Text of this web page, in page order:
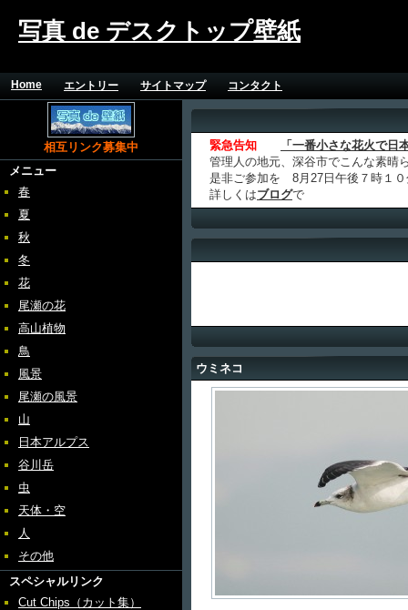
写真 de デスクトップ壁紙
Home エントリー サイトマップ コンタクト
相互リンク募集中
メニュー
春
夏
秋
冬
花
尾瀬の花
高山植物
鳥
風景
尾瀬の風景
山
日本アルプス
谷川岳
虫
天体・空
人
その他
スペシャルリンク
Cut Chips（カット集）
緊急告知
「一番小さな花火で日
管理人の地元、深谷市でこんな素晴
是非ご参加を 8月27日午後７時１０
詳しくはブログで
ウミネコ